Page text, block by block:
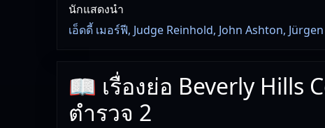
นักแสดงนำ
เอ็ดดี้ เมอร์ฟี, Judge Reinhold, John Ashton,
📖 เรื่องย่อ Beverly Hills
ตำรวจ 2